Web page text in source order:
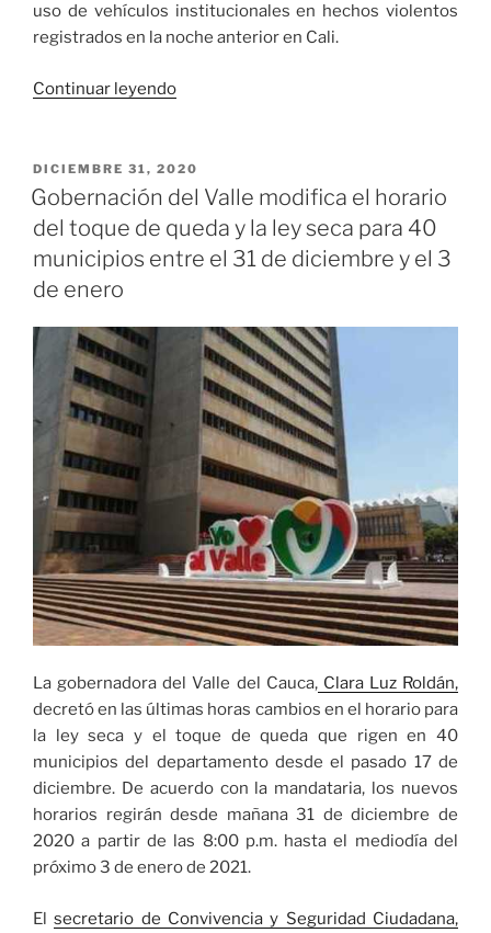
uso de vehículos institucionales en hechos violentos
registrados en la noche anterior en Cali.
Continuar leyendo«Gobernación
rechaza
falsas
informaciones
sobre
uso
vehículos
institucionales
hechos
violentos
interpondrá
denuncia
penal»
PUBLICADO
EL
DICIEMBRE 31, 2020
Gobernación del Valle modifica el horario
del toque de queda y la ley seca para 40
municipios entre el 31 de diciembre y el 3
de enero
La gobernadora del Valle del Cauca,Clara Luz Roldán,
decretó en las últimas horas cambios en el horario para
la ley seca y el toque de queda que rigen en 40
municipios del departamento desde el pasado 17 de
diciembre. De acuerdo con la mandataria, los nuevos
horarios regirán desde mañana 31 de diciembre de
2020 a partir de las 8:00 p.m. hasta el mediodía del
próximo 3 de enero de 2021.
Elsecretario de Convivencia y Seguridad Ciudadana,